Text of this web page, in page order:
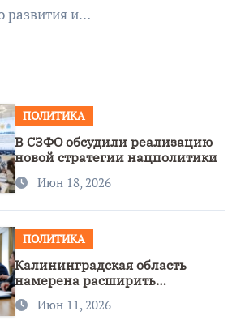
развития и…
ПОЛИТИКА
В СЗФО обсудили реализацию
новой стратегии нацполитики
Июн 18, 2026
ПОЛИТИКА
Калининградская область
намерена расширить
сотрудничество с Узбекистаном
Июн 11, 2026